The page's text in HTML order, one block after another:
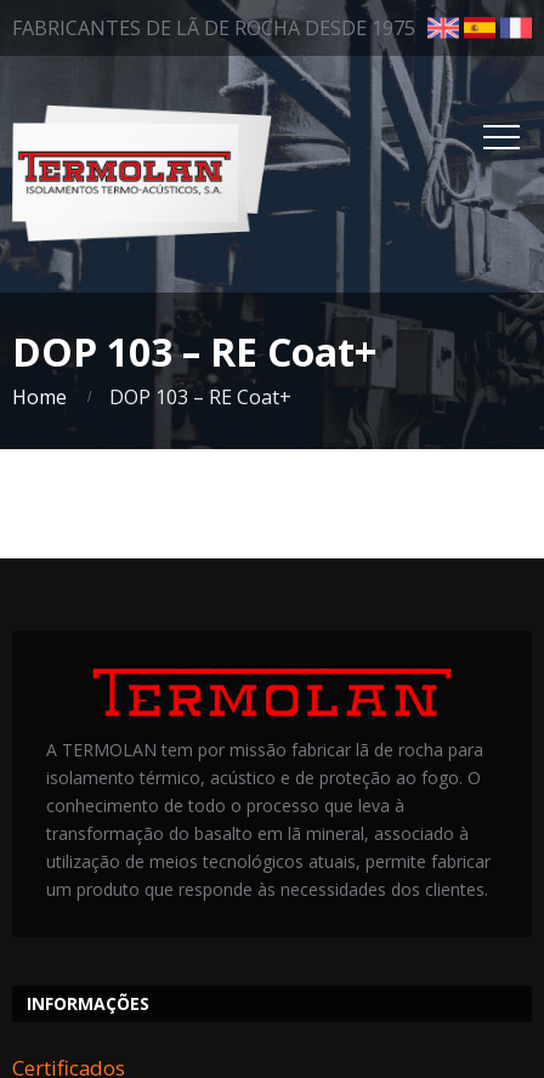
FABRICANTES DE LÃ DE ROCHA DESDE 1975
DOP 103 – RE Coat+
Home DOP 103 – RE Coat+
A TERMOLAN tem por missão fabricar lã de rocha para
isolamento térmico, acústico e de proteção ao fogo. O
conhecimento de todo o processo que leva à
transformação do basalto em lã mineral, associado à
utilização de meios tecnológicos atuais, permite fabricar
um produto que responde às necessidades dos clientes.
INFORMAÇÕES
Certificados